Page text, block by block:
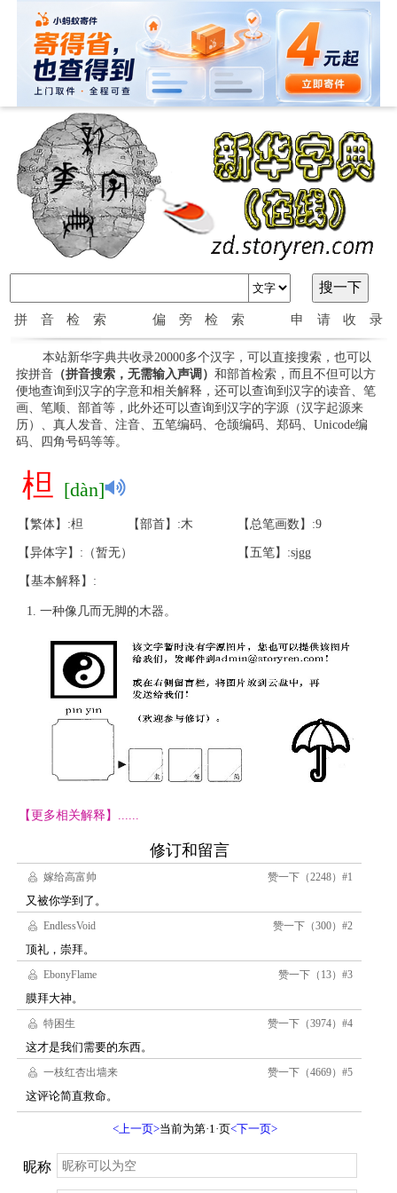
拼音检索 偏旁检索 申请收录
本站新华字典共收录20000多个汉字，可以直接搜索，也可以
按拼音（拼音搜索，无需输入声调） 和部首检索，而且不但可以方
便地查询到汉字的字意和相关解释，还可以查询到汉字的读音、笔
画、笔顺、部首等，此外还可以查询到汉字的字源（汉字起源来
历）、真人发音、注音、五笔编码、仓颉编码、郑码、Unicode编
码、四角号码等等。
柦 [dàn]
【繁体】:柦 【部首】:木 【总笔画数】:9
【异体字】:（暂无） 【五笔】:sjgg
【基本解释】:
一种像几而无脚的木器。
【更多相关解释】......